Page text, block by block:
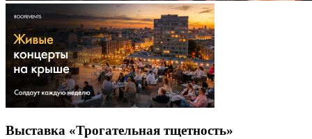
Выставка «Трогательная тщетность»